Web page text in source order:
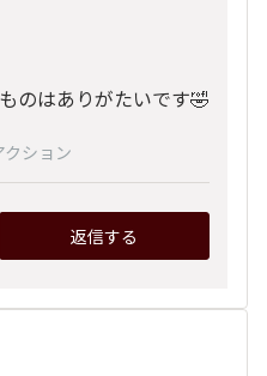
のはありがたいです🤣
クション
返信する